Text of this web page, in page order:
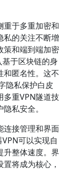
重于多重加密和
私的关注不断增
策和端到端加密
于区块链的身
和匿名性。这不
隐私保护白皮
多重VPN隧道技
私安全。
连接管理和界面
可以实现自
升整体速度。界
将成为核心，